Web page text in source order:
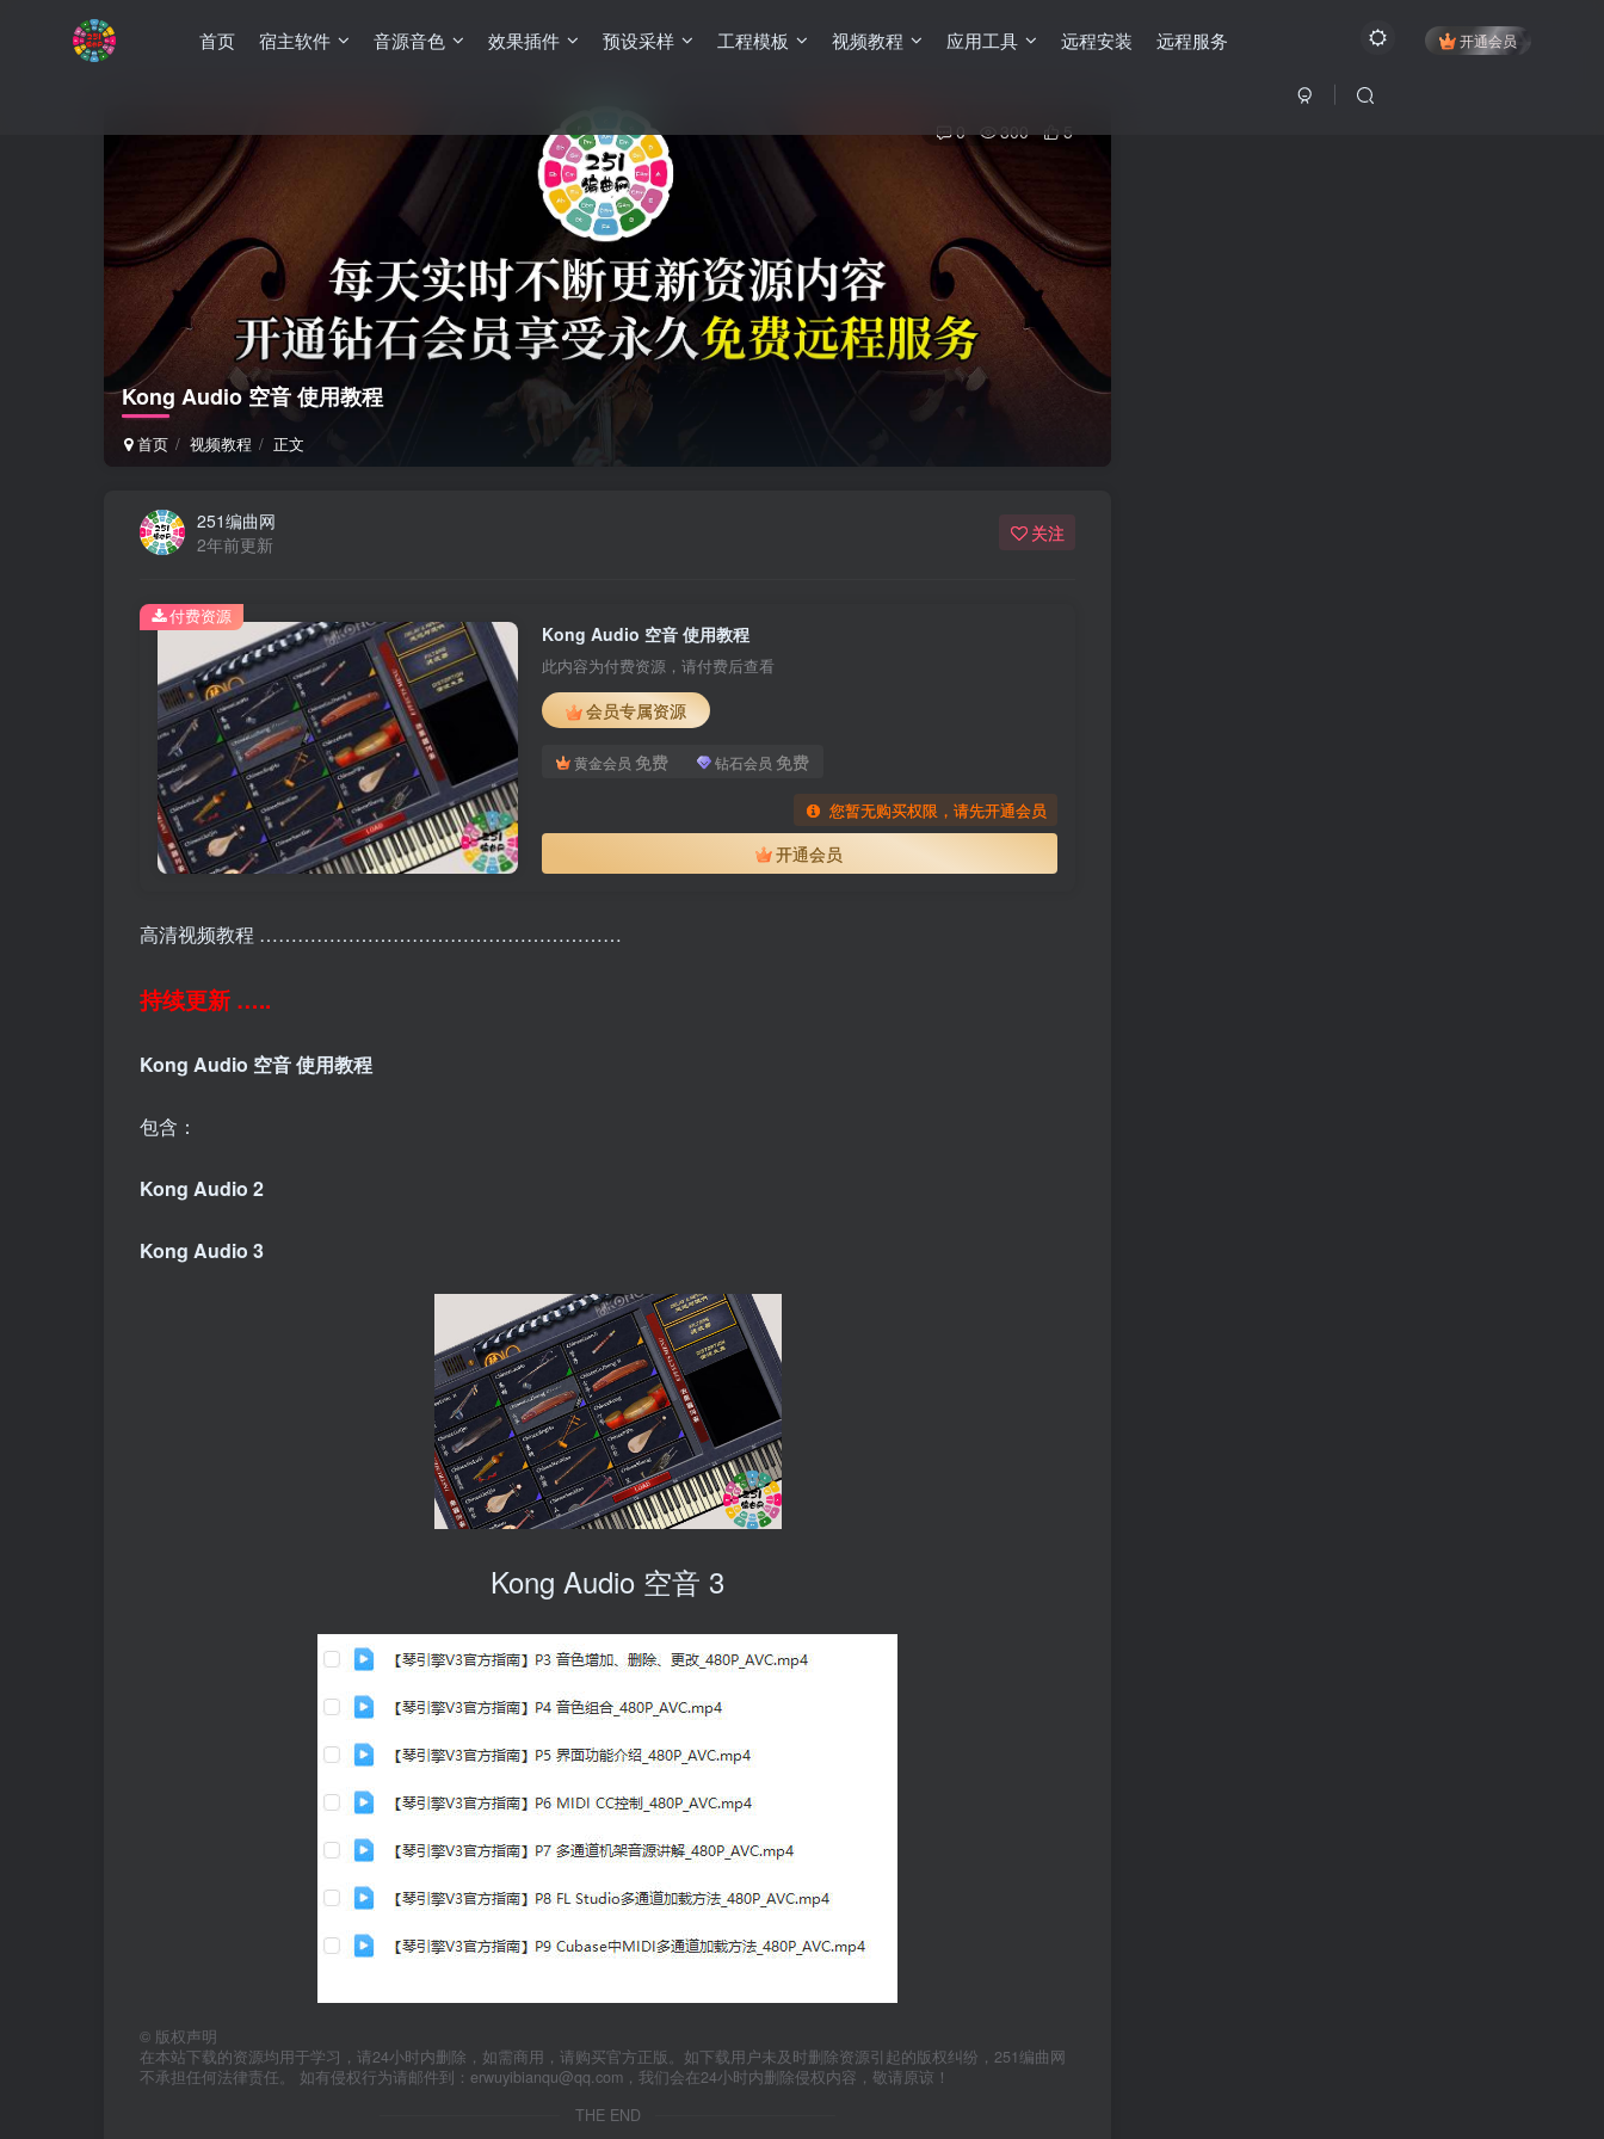
首页 宿主软件 音源音色 效果插件 预设采样 工程模板 视频教程 应用工具 远程安装 远程服务 开通会员
Kong Audio 空音 使用教程
首页 视频教程 正文
0 300 5
251编曲网
2年前更新
关注
Kong Audio 空音 使用教程
此内容为付费资源，请付费后查看
会员专属资源
黄金会员 免费 钻石会员 免费
您暂无购买权限，请先开通会员
开通会员
付费资源
高清视频教程 …………………………………………………
持续更新 …..
Kong Audio 空音 使用教程
包含：
Kong Audio 2
Kong Audio 3
Kong Audio 空音 3
© 版权声明
在本站下载的资源均用于学习，请24小时内删除，如需商用，请购买官方正版。如下载用户未及时删除资源引起的版权纠纷，251编曲网
不承担任何法律责任。 如有侵权行为请邮件到：erwuyibianqu@qq.com，我们会在24小时内删除侵权内容，敬请原谅！
THE END